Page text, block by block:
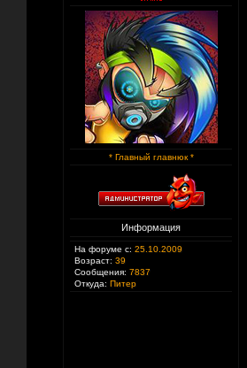
* Главный главнюк *
Информация
На форуме с: 25.10.2009
Возраст: 39
Сообщения: 7837
Откуда: Питер